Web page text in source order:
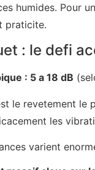
humides. Pour
praticite.
: le defi
: 5 a 18 dB
le revetement le
les
varient